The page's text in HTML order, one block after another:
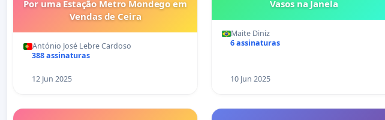
Por uma Estação Metro Mondego em
Vendas de Ceira
António José Lebre Cardoso
388 assinaturas
12 Jun 2025
Vasos na Janela
Maite Diniz
6 assinaturas
10 Jun 2025